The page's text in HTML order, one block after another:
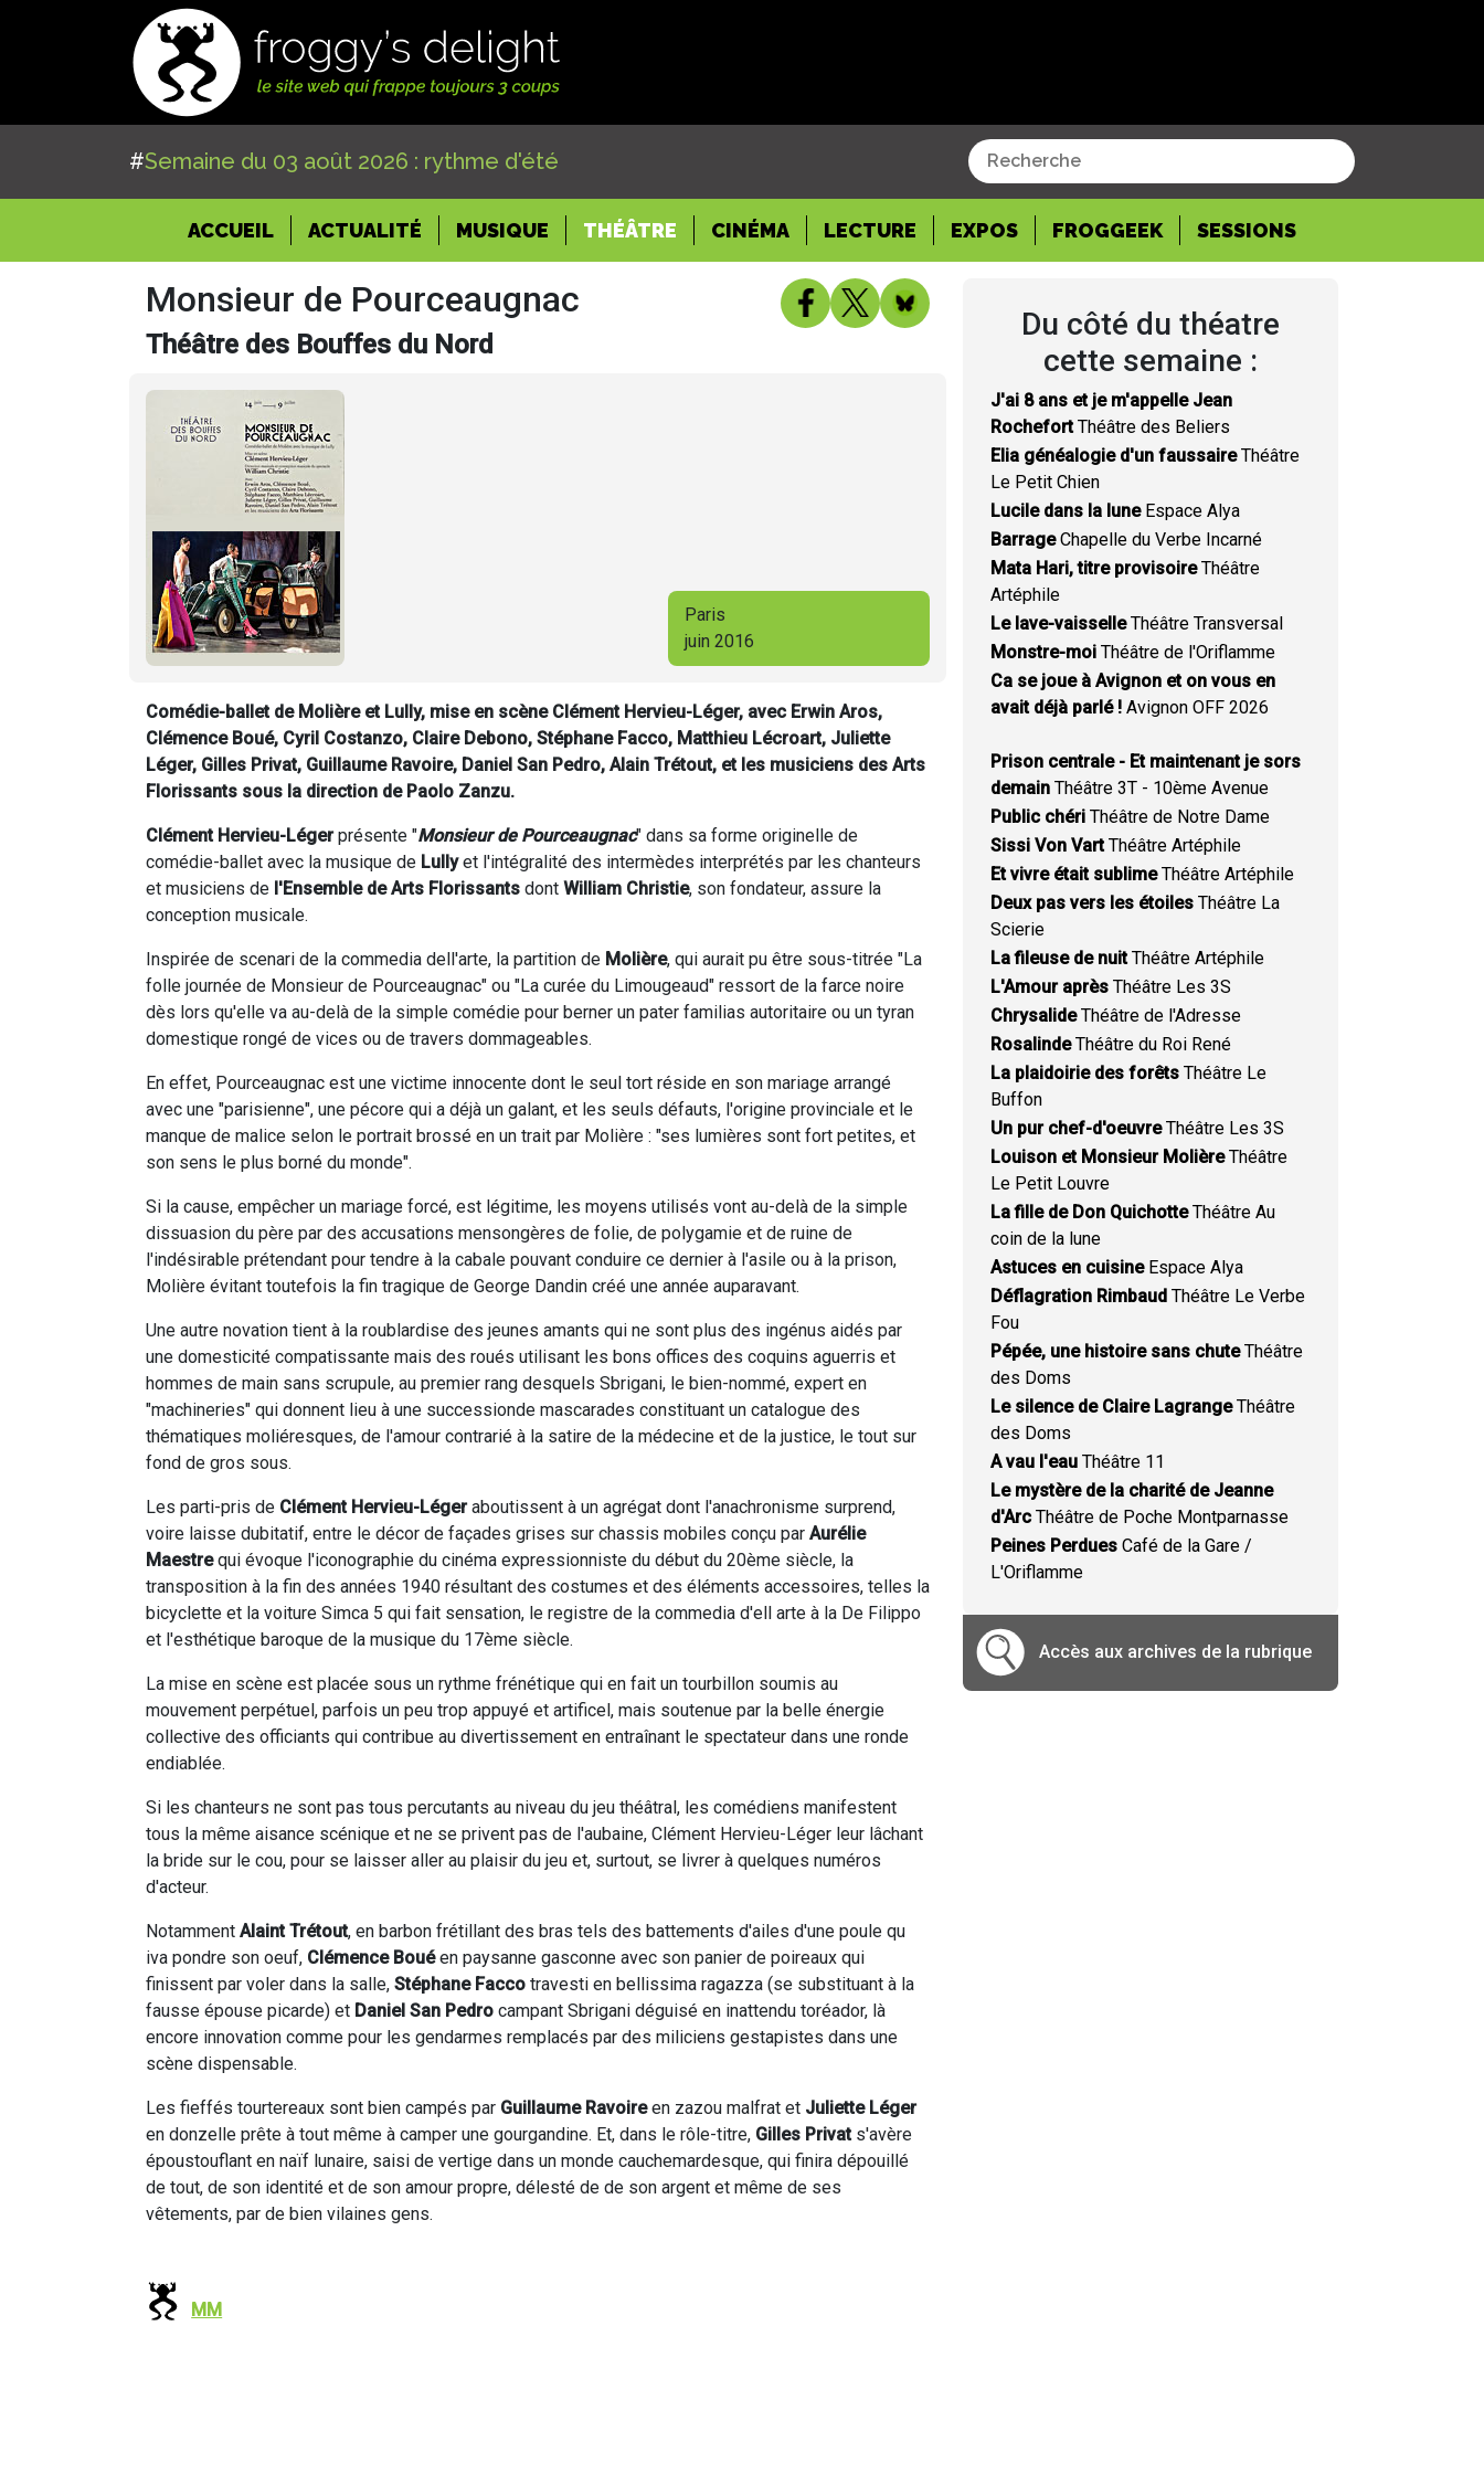
#Semaine du 03 août 2026 : rythme d'été
ACCUEIL(CURRENT)
ACTUALITÉ MUSIQUE THÉÂTRE CINÉMA LECTURE EXPOS FROGGEEK SESSIONS
Monsieur de Pourceaugnac
Théâtre des Bouffes du Nord
Paris
juin 2016
Comédie-ballet de Molière et Lully, mise en scène Clément Hervieu-Léger, avec Erwin Aros,
Clémence Boué, Cyril Costanzo, Claire Debono, Stéphane Facco, Matthieu Lécroart, Juliette
Léger, Gilles Privat, Guillaume Ravoire, Daniel San Pedro, Alain Trétout, et les musiciens des Arts
Florissants sous la direction de Paolo Zanzu.
Clément Hervieu-Légerprésente "Monsieur de Pourceaugnac" dans sa forme originelle de
comédie-ballet avec la musique de Lullyet l'intégralité des intermèdes interprétés par les chanteurs
et musiciens de l'Ensemble de Arts Florissants dont William Christie, son fondateur, assure la
conception musicale.
Inspirée de scenari de la commedia dell'arte, la partition de Molière, qui aurait pu être sous-titrée "La
folle journée de Monsieur de Pourceaugnac" ou "La curée du Limougeaud" ressort de la farce noire
dès lors qu'elle va au-delà de la simple comédie pour berner un pater familias autoritaire ou un tyran
domestique rongé de vices ou de travers dommageables.
En effet, Pourceaugnac est une victime innocente dont le seul tort réside en son mariage arrangé
avec une "parisienne", une pécore qui a déjà un galant, et les seuls défauts, l'origine provinciale et le
manque de malice selon le portrait brossé en un trait par Molière : "ses lumières sont fort petites, et
son sens le plus borné du monde".
Si la cause, empêcher un mariage forcé, est légitime, les moyens utilisés vont au-delà de la simple
dissuasion du père par des accusations mensongères de folie, de polygamie et de ruine de
l'indésirable prétendant pour tendre à la cabale pouvant conduire ce dernier à l'asile ou à la prison,
Molière évitant toutefois la fin tragique de George Dandin créé une année auparavant.
Une autre novation tient à la roublardise des jeunes amants qui ne sont plus des ingénus aidés par
une domesticité compatissante mais des roués utilisant les bons offices des coquins aguerris et
hommes de main sans scrupule, au premier rang desquels Sbrigani, le bien-nommé, expert en
"machineries" qui donnent lieu à une successionde mascarades constituant un catalogue des
thématiques moliéresques, de l'amour contrarié à la satire de la médecine et de la justice, le tout sur
fond de gros sous.
Les parti-pris de Clément Hervieu-Légeraboutissent à un agrégat dont l'anachronisme surprend,
voire laisse dubitatif, entre le décor de façades grises sur chassis mobiles conçu par Aurélie
Maestrequi évoque l'iconographie du cinéma expressionniste du début du 20ème siècle, la
transposition à la fin des années 1940 résultant des costumes et des éléments accessoires, telles la
bicyclette et la voiture Simca 5 qui fait sensation, le registre de la commedia d'ell arte à la De Filippo
et l'esthétique baroque de la musique du 17ème siècle.
La mise en scène est placée sous un rythme frénétique qui en fait un tourbillon soumis au
mouvement perpétuel, parfois un peu trop appuyé et artificel, mais soutenue par la belle énergie
collective des officiants qui contribue au divertissement en entraînant le spectateur dans une ronde
endiablée.
Si les chanteurs ne sont pas tous percutants au niveau du jeu théâtral, les comédiens manifestent
tous la même aisance scénique et ne se privent pas de l'aubaine, Clément Hervieu-Léger leur lâchant
la bride sur le cou, pour se laisser aller au plaisir du jeu et, surtout, se livrer à quelques numéros
d'acteur.
Notamment Alaint Trétout, en barbon frétillant des bras tels des battements d'ailes d'une poule qu
iva pondre son oeuf, Clémence Bouéen paysanne gasconne avec son panier de poireaux qui
finissent par voler dans la salle, Stéphane Facco travesti en bellissima ragazza (se substituant à la
fausse épouse picarde) et Daniel San Pedro campant Sbrigani déguisé en inattendu toréador, là
encore innovation comme pour les gendarmes remplacés par des miliciens gestapistes dans une
scène dispensable.
Les fieffés tourtereaux sont bien campés par Guillaume Ravoireen zazou malfrat et Juliette Léger
en donzelle prête à tout même à camper une gourgandine. Et, dans le rôle-titre, Gilles Privats'avère
époustouflant en naïf lunaire, saisi de vertige dans un monde cauchemardesque, qui finira dépouillé
de tout, de son identité et de son amour propre, délesté de de son argent et même de ses
vêtements, par de bien vilaines gens.
MM
Du côté du théatre
cette semaine :
J'ai 8 ans et je m'appelle Jean
RochefortThéâtre des Beliers
Elia généalogie d'un faussaireThéâtre
Le Petit Chien
Lucile dans la luneEspace Alya
BarrageChapelle du Verbe Incarné
Mata Hari, titre provisoireThéâtre
Artéphile
Le lave-vaisselleThéâtre Transversal
Monstre-moi Théâtre de l'Oriflamme
Ca se joue à Avignon et on vous en
avait déjà parlé ! Avignon OFF 2026
Prison centrale - Et maintenant je sors
demain Théâtre 3T - 10ème Avenue
Public chéri Théâtre de Notre Dame
Sissi Von VartThéâtre Artéphile
Et vivre était sublimeThéâtre Artéphile
Deux pas vers les étoiles Théâtre La
Scierie
La fileuse de nuitThéâtre Artéphile
L'Amour après Théâtre Les 3S
ChrysalideThéâtre de l'Adresse
RosalindeThéâtre du Roi René
La plaidoirie des forêts Théâtre Le
Buffon
Un pur chef-d'oeuvreThéâtre Les 3S
Louison et Monsieur MolièreThéâtre
Le Petit Louvre
La fille de Don QuichotteThéâtre Au
coin de la lune
Astuces en cuisineEspace Alya
Déflagration Rimbaud Théâtre Le Verbe
Fou
Pépée, une histoire sans chuteThéâtre
des Doms
Le silence de Claire LagrangeThéâtre
des Doms
A vau l'eau Théâtre 11
Le mystère de la charité de Jeanne
d'Arc Théâtre de Poche Montparnasse
Peines Perdues Café de la Gare /
L'Oriflamme
Accès aux archives de la rubrique